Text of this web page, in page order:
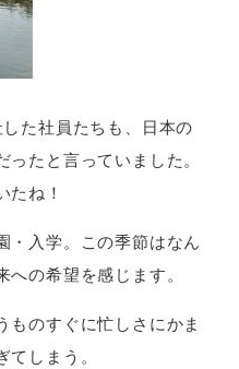
た社員たちも、日本の
たと言っていました。
たね！
・入学。この季節はなん
の希望を感じます。
ものすぐに忙しさにかま
しまう。